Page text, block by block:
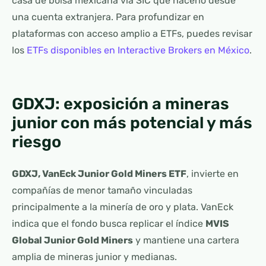
una cuenta extranjera. Para profundizar en
plataformas con acceso amplio a ETFs, puedes revisar
los ETFs disponibles en Interactive Brokers en México.
GDXJ: exposición a mineras
junior con más potencial y más
riesgo
GDXJ, VanEck Junior Gold Miners ETF, invierte en
compañías de menor tamaño vinculadas
principalmente a la minería de oro y plata. VanEck
indica que el fondo busca replicar el índice MVIS
Global Junior Gold Miners y mantiene una cartera
amplia de mineras junior y medianas.